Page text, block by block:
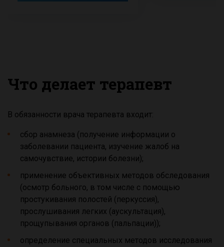
Что делает терапевт
В обязанности врача терапевта входит:
сбор анамнеза (получение информации о
заболевании пациента, изучение жалоб на
самочувствие, истории болезни);
применение объективных методов обследования
(осмотр больного, в том числе с помощью
простукивания полостей (перкуссия),
прослушивания легких (аускультация),
прощупывания органов (пальпации));
определение специальных методов исследования